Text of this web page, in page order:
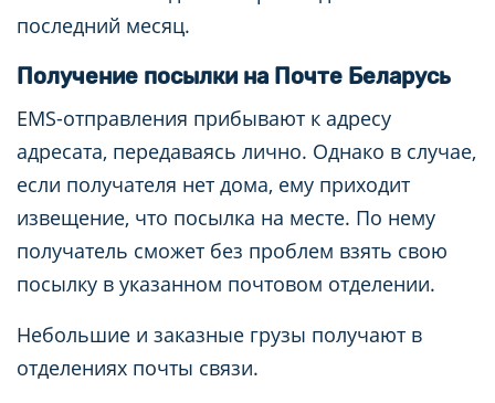
последний месяц.
Получение посылки на Почте Беларусь
EMS-отправления прибывают к адресу
адресата, передаваясь лично. Однако в случае,
если получателя нет дома, ему приходит
извещение, что посылка на месте. По нему
получатель сможет без проблем взять свою
посылку в указанном почтовом отделении.
Небольшие и заказные грузы получают в
отделениях почты связи.